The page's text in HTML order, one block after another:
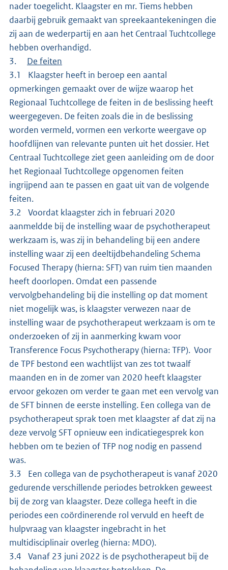
nader toegelicht. Klaagster en mr. Tiems hebben
daarbij gebruik gemaakt van spreekaantekeningen die
zij aan de wederpartij en aan het Centraal Tuchtcollege
hebben overhandigd.
3. De feiten
3.1 Klaagster heeft in beroep een aantal
opmerkingen gemaakt over de wijze waarop het
Regionaal Tuchtcollege de feiten in de beslissing heeft
weergegeven. De feiten zoals die in de beslissing
worden vermeld, vormen een verkorte weergave op
hoofdlijnen van relevante punten uit het dossier. Het
Centraal Tuchtcollege ziet geen aanleiding om de door
het Regionaal Tuchtcollege opgenomen feiten
ingrijpend aan te passen en gaat uit van de volgende
feiten.
3.2 Voordat klaagster zich in februari 2020
aanmeldde bij de instelling waar de psychotherapeut
werkzaam is, was zij in behandeling bij een andere
instelling waar zij een deeltijdbehandeling Schema
Focused Therapy (hierna: SFT) van ruim tien maanden
heeft doorlopen. Omdat een passende
vervolgbehandeling bij die instelling op dat moment
niet mogelijk was, is klaagster verwezen naar de
instelling waar de psychotherapeut werkzaam is om te
onderzoeken of zij in aanmerking kwam voor
Transference Focus Psychotherapy (hierna: TFP). Voor
de TPF bestond een wachtlijst van zes tot twaalf
maanden en in de zomer van 2020 heeft klaagster
ervoor gekozen om verder te gaan met een vervolg van
de SFT binnen de eerste instelling. Een collega van de
psychotherapeut sprak toen met klaagster af dat zij na
deze vervolg SFT opnieuw een indicatiegesprek kon
hebben om te bezien of TFP nog nodig en passend
was.
3.3 Een collega van de psychotherapeut is vanaf 2020
gedurende verschillende periodes betrokken geweest
bij de zorg van klaagster. Deze collega heeft in die
periodes een coördinerende rol vervuld en heeft de
hulpvraag van klaagster ingebracht in het
multidisciplinair overleg (hierna: MDO).
3.4 Vanaf 23 juni 2022 is de psychotherapeut bij de